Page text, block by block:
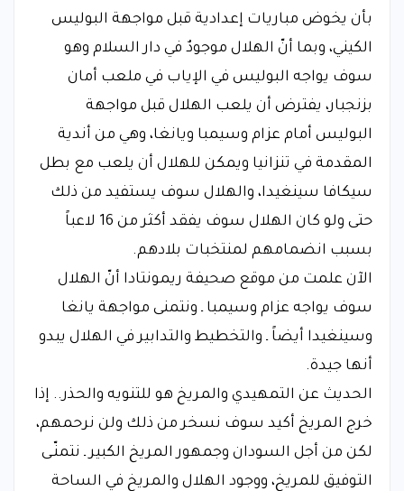
بأن يخوض مباريات إعدادية قبل مواجهة البوليس
الكيني، وبما أنّ الهلال موجودٌ في دار السلام وهو
سوف يواجه البوليس في الإياب في ملعب أمان
بزنجبار، يفترض أن يلعب الهلال قبل مواجهة
البوليس أمام عزام وسيمبا ويانغا، وهي من أندية
المقدمة في تنزانيا ويمكن للهلال أن يلعب مع بطل
سيكافا سينغيدا، والهلال سوف يستفيد من ذلك
حتى ولو كان الهلال سوف يفقد أكثر من 16 لاعباً
بسبب انضمامهم لمنتخبات بلادهم.
الآن علمت من موقع صحيفة ريمونتادا أنّ الهلال
سوف يواجه عزام وسيمبا ـ ونتمنى مواجهة يانغا
وسينغيدا أيضاً ـ والتخطيط والتدابير في الهلال يبدو
أنها جيدة.
الحديث عن التمهيدي والمريخ هو للتنويه والحذر.. إذا
خرج المريخ أكيد سوف نسخر من ذلك ولن نرحمهم،
لكن من أجل السودان وجمهور المريخ الكبير ـ نتمنّـى
التوفيق للمريخ، ووجود الهلال والمريخ في الساحة